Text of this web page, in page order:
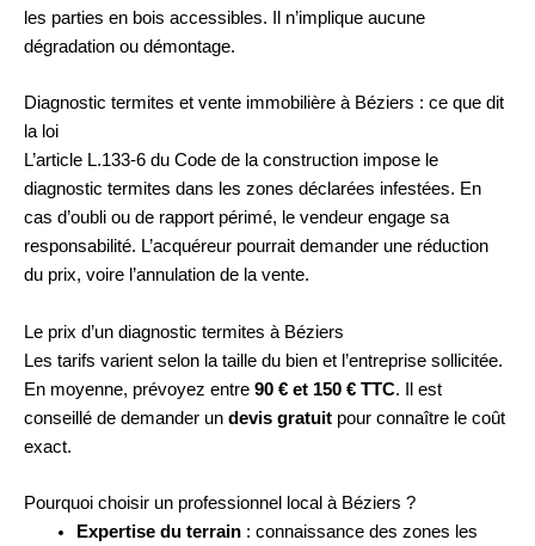
les parties en bois accessibles. Il n’implique aucune
dégradation ou démontage.
Diagnostic termites et vente immobilière à Béziers : ce que dit
la loi
L’article L.133-6 du Code de la construction impose le
diagnostic termites dans les zones déclarées infestées. En
cas d’oubli ou de rapport périmé, le vendeur engage sa
responsabilité. L’acquéreur pourrait demander une réduction
du prix, voire l’annulation de la vente.
Le prix d’un diagnostic termites à Béziers
Les tarifs varient selon la taille du bien et l’entreprise sollicitée.
En moyenne, prévoyez entre 90 € et 150 € TTC. Il est
conseillé de demander un devis gratuit pour connaître le coût
exact.
Pourquoi choisir un professionnel local à Béziers ?
Expertise du terrain: connaissance des zones les